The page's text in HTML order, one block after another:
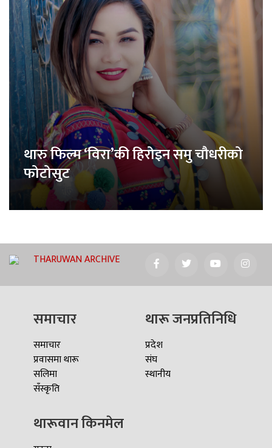
थारु फिल्म ‘विरा’की हिरोइन समु चौधरीको
फोटोसुट
THARUWAN ARCHIVE
समाचार
समाचार
प्रवासमा थारू
सलिमा
सँस्कृति
थारू जनप्रतिनिधि
प्रदेश
संघ
स्थानीय
थारूवान किनमेल